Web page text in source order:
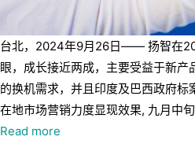
台北，2024年9月26日—— 扬智在
眼，成长接近两成，主要受益于新产
的换机需求，并且印度及巴西政府标
在地市场营销力度显现效果, 九月中
Read more